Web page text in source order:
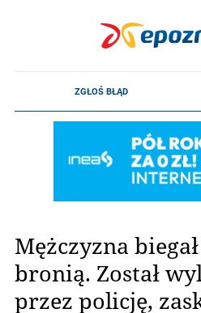
Mężczyzna
bronią. Został
przez policję,